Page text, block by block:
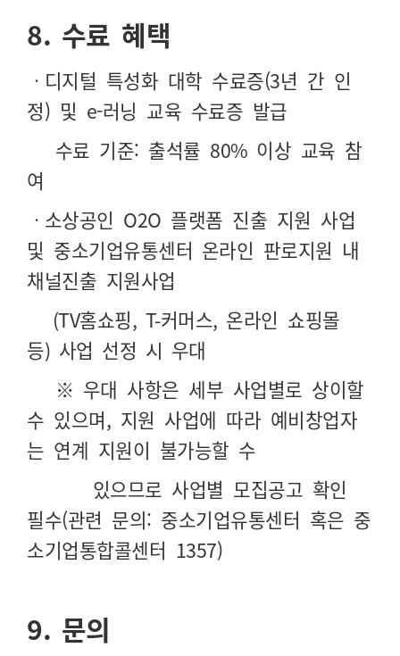
8. 수료 혜택
ㆍ디지털 특성화 대학 수료증(3년 간 인
정) 및 e-러닝 교육 수료증 발급
수료 기준: 출석률 80% 이상 교육 참
여
ㆍ소상공인 O2O 플랫폼 진출 지원 사업
및 중소기업유통센터 온라인 판로지원 내
채널진출 지원사업
(TV홈쇼핑, T-커머스, 온라인 쇼핑몰
등) 사업 선정 시 우대
※ 우대 사항은 세부 사업별로 상이할
수 있으며, 지원 사업에 따라 예비창업자
는 연계 지원이 불가능할 수
있으므로 사업별 모집공고 확인
필수(관련 문의: 중소기업유통센터 혹은 중
소기업통합콜센터 1357)
9. 문의